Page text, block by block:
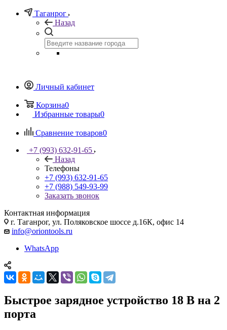
Таганрог
Назад
Личный кабинет
Корзина0
Избранные товары0
Сравнение товаров0
+7 (993) 632-91-65
Назад
Телефоны
+7 (993) 632-91-65
+7 (988) 549-93-99
Заказать звонок
Контактная информация
г. Таганрог, ул. Поляковское шоссе д.16К, офис 14
info@oriontools.ru
WhatsApp
Быстрое зарядное устройство 18 В на 2
порта